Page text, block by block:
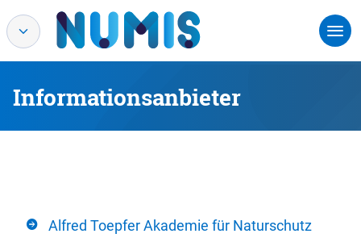
Informationsanbieter
Alfred Toepfer Akademie für Naturschutz